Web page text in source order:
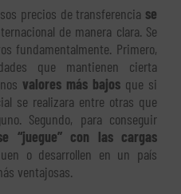
precios de transferencia se
de manera clara. Se
fundamentalmente. Primero,
que mantienen cierta
valores más bajos que si
se realizara entre otras que
Segundo, para conseguir
“juegue” con las cargas
o desarrollen en un país
ventajosas.